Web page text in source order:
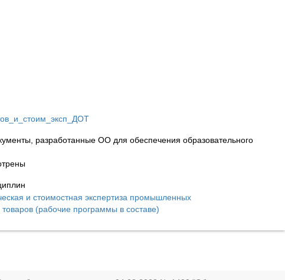
разработанные ОО для обеспечения образовательного
и стоимостная экспертиза промышленных
(рабочие программы в составе)